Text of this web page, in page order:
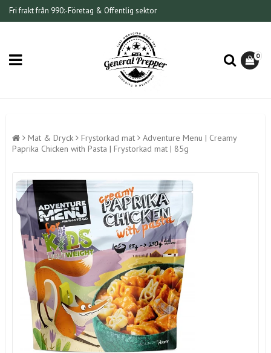
Fri frakt från 990:-Företag & Offentlig sektor
0
Mat & Dryck Frystorkad mat
Adventure Menu | Creamy
Paprika Chicken with Pasta | Frystorkad mat | 85g